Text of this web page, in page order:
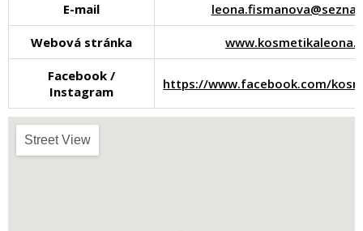
E-mail
Webová stránka
Facebook /
Instagram
https://www.facebook.com/
Street View